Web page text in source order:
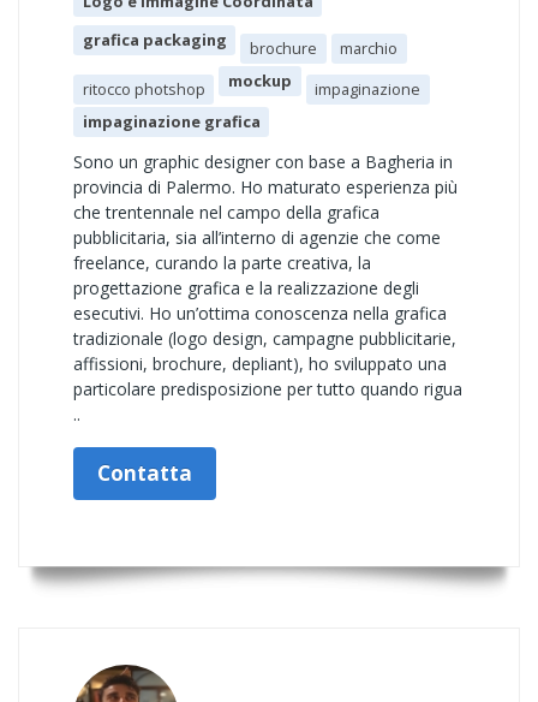
grafica packaging
brochure
marchio
ritocco photshop
mockup
impaginazione
impaginazione grafica
Sono un graphic designer con base a Bagheria in
provincia di Palermo. Ho maturato esperienza più
che trentennale nel campo della grafica
pubblicitaria, sia all’interno di agenzie che come
freelance, curando la parte creativa, la
progettazione grafica e la realizzazione degli
esecutivi. Ho un’ottima conoscenza nella grafica
tradizionale (logo design, campagne pubblicitarie,
affissioni, brochure, depliant), ho sviluppato una
particolare predisposizione per tutto quando rigua
..
Contatta